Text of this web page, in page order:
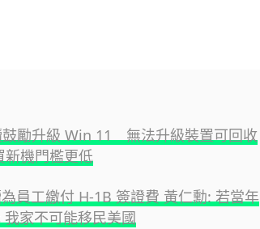
勵升級 Win 11 無法升級裝置可回收
機門檻更低
員工繳付 H-1B 簽證費 黃仁勳: 若當年
家不可能移民美國